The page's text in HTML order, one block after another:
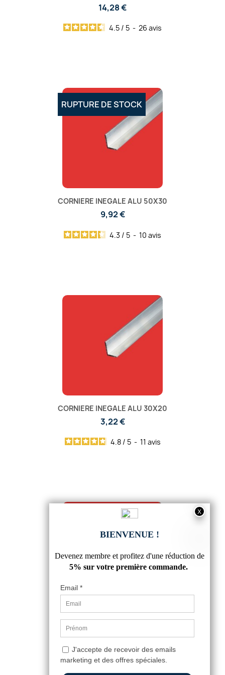
14,28 €
4.5 / 5 - 26 avis
CORNIERE INEGALE ALU 50X30
9,92 €
4.3 / 5 - 10 avis
RUPTURE DE STOCK
CORNIERE INEGALE ALU 30X20
3,22 €
4.8 / 5 - 11 avis
CORNIERE ALU 25X25
5 /5- 5avis